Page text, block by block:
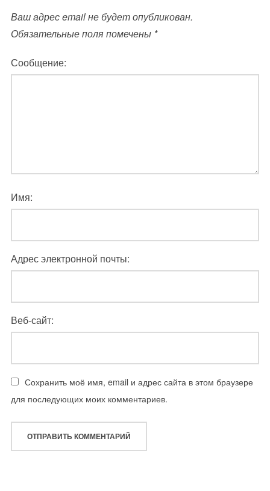
Ваш адрес email не будет опубликован.
Обязательные поля помечены *
Сообщение:
Имя:
Адрес электронной почты:
Веб-сайт:
Сохранить моё имя, email и адрес сайта в этом браузере
для последующих моих комментариев.